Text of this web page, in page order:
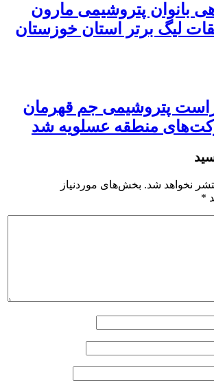
بانوان پتروشیمی مارون
لیگ برتر استان خوزستان
پتروشیمی جم قهرمان
منطقه عسلویه شد
نخواهد شد. بخش‌های موردنیاز
*